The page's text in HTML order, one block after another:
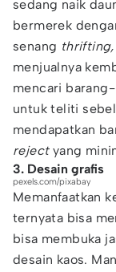
sedang naik
bermerek
senang thrifting,
menjualnya
mencari
untuk teliti
mendapatkan
rejectyang
3. Desain grafis
pexels.com/pixabay
Memanfaatkan
ternyata bisa
bisa membuka
desain kaos.